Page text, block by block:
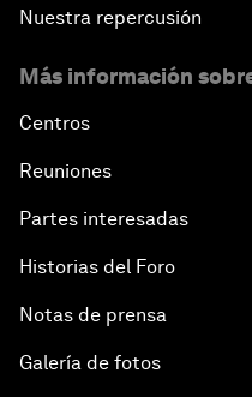
Nuestra repercusión
Más información
Centros
Reuniones
Partes interesadas
Historias del Foro
Notas de prensa
Galería de fotos